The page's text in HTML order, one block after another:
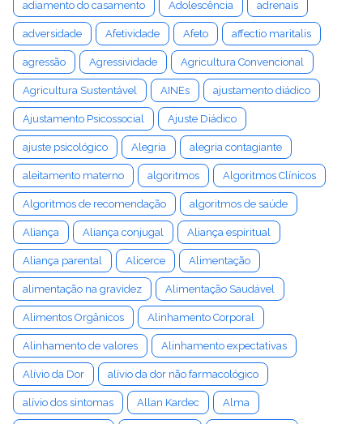
adiamento do casamento Adolescência adrenais
adversidade Afetividade Afeto affectio maritalis
agressão Agressividade Agricultura Convencional
Agricultura Sustentável AINEs ajustamento diádico
Ajustamento Psicossocial Ajuste Diádico
ajuste psicológico Alegria alegria contagiante
aleitamento materno algoritmos Algoritmos Clínicos
Algoritmos de recomendação algoritmos de saúde
Aliança Aliança conjugal Aliança espiritual
Aliança parental Alicerce Alimentação
alimentação na gravidez Alimentação Saudável
Alimentos Orgânicos Alinhamento Corporal
Alinhamento de valores Alinhamento expectativas
Alívio da Dor alívio da dor não farmacológico
alívio dos sintomas Allan Kardec Alma